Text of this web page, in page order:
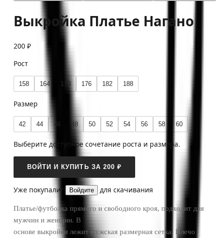
Выкройка Платье Нагано
200 ₽
Рост
158 164 170 176 182 188
Размер
42 44 46 48 50 52 54 56 58 60
Выберите доступное сочетание роста и размера.
ВОЙТИ И КУПИТЬ ЗА 200 ₽
Уже покупали? Войдите для скачивания
Платье/футболка прямого и свободного кроя, подходит для
мужчин и женщин. В
основе выкройки лежит мужская размерная сетка. Плечо